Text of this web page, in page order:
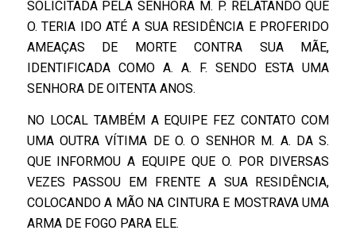
SOLICITADA PELA SENHORA M. P. RELATANDO QUE
O. TERIA IDO ATÉ A SUA RESIDÊNCIA E PROFERIDO
AMEAÇAS DE MORTE CONTRA SUA MÃE,
IDENTIFICADA COMO A. A. F. SENDO ESTA UMA
SENHORA DE OITENTA ANOS.
NO LOCAL TAMBÉM A EQUIPE FEZ CONTATO COM
UMA OUTRA VÍTIMA DE O. O SENHOR M. A. DA S.
QUE INFORMOU A EQUIPE QUE O. POR DIVERSAS
VEZES PASSOU EM FRENTE A SUA RESIDÊNCIA,
COLOCANDO A MÃO NA CINTURA E MOSTRAVA UMA
ARMA DE FOGO PARA ELE.